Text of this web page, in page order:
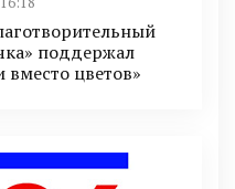
поддержал
цветов»